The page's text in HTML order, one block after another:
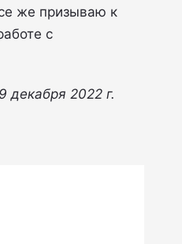
же призываю к
с
декабря 2022 г.